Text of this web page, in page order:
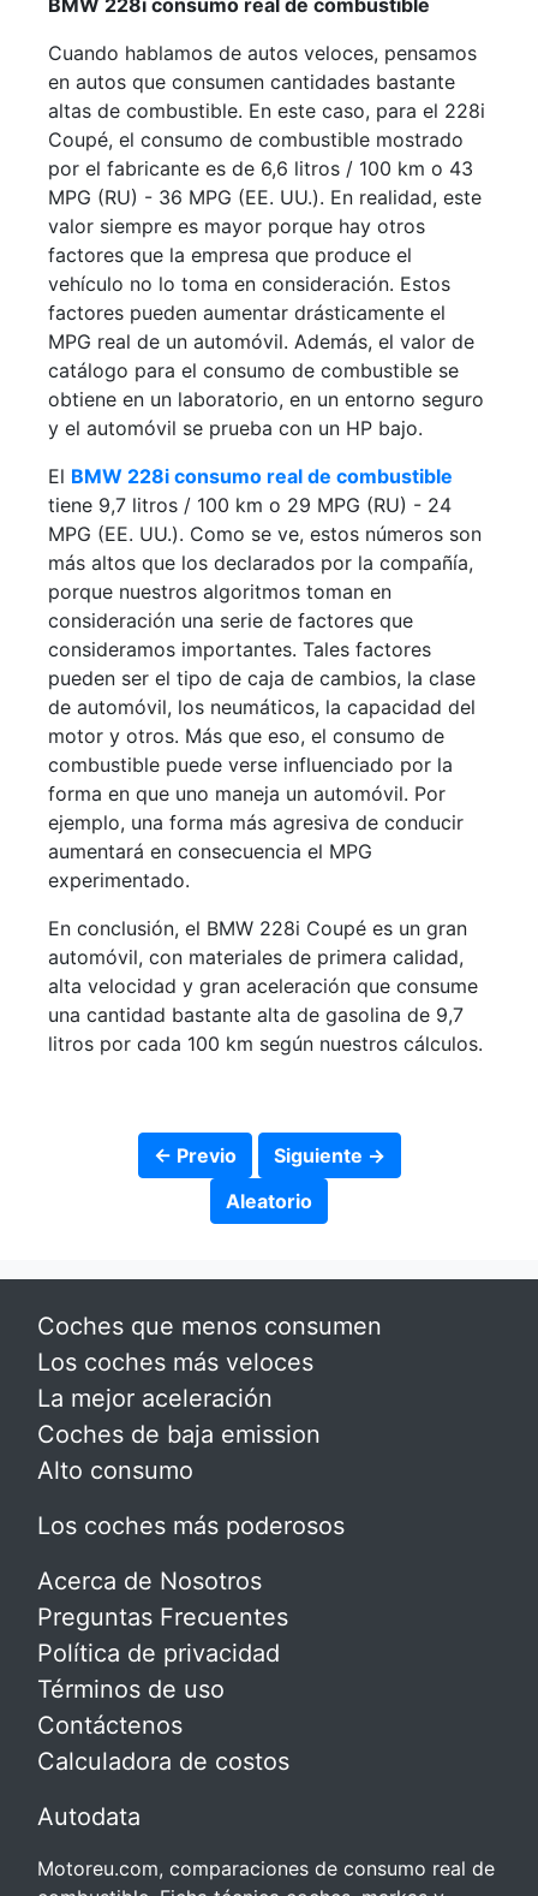
Cuando hablamos de autos veloces, pensamos
en autos que consumen cantidades bastante
altas de combustible. En este caso, para el 228i
Coupé, el consumo de combustible mostrado
por el fabricante es de 6,6 litros / 100 km o 43
MPG (RU) - 36 MPG (EE. UU.). En realidad, este
valor siempre es mayor porque hay otros
factores que la empresa que produce el
vehículo no lo toma en consideración. Estos
factores pueden aumentar drásticamente el
MPG real de un automóvil. Además, el valor de
catálogo para el consumo de combustible se
obtiene en un laboratorio, en un entorno seguro
y el automóvil se prueba con un HP bajo.
El BMW 228i consumo real de combustible
tiene 9,7 litros / 100 km o 29 MPG (RU) - 24
MPG (EE. UU.). Como se ve, estos números son
más altos que los declarados por la compañía,
porque nuestros algoritmos toman en
consideración una serie de factores que
consideramos importantes. Tales factores
pueden ser el tipo de caja de cambios, la clase
de automóvil, los neumáticos, la capacidad del
motor y otros. Más que eso, el consumo de
combustible puede verse influenciado por la
forma en que uno maneja un automóvil. Por
ejemplo, una forma más agresiva de conducir
aumentará en consecuencia el MPG
experimentado.
En conclusión, el BMW 228i Coupé es un gran
automóvil, con materiales de primera calidad,
alta velocidad y gran aceleración que consume
una cantidad bastante alta de gasolina de 9,7
litros por cada 100 km según nuestros cálculos.
← Previo
Siguiente →
Aleatorio
Coches que menos consumen
Los coches más veloces
La mejor aceleración
Coches de baja emission
Alto consumo
Los coches más poderosos
Acerca de Nosotros
Preguntas Frecuentes
Política de privacidad
Términos de uso
Contáctenos
Calculadora de costos
Autodata
Motoreu.com, comparaciones de consumo real de